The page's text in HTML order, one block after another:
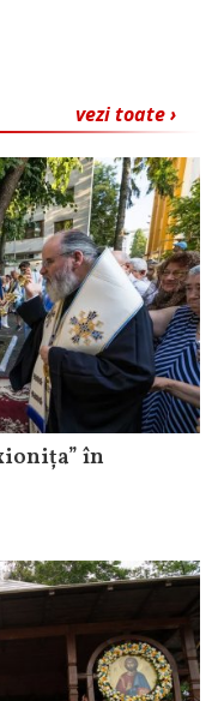
vezi toate ›
în